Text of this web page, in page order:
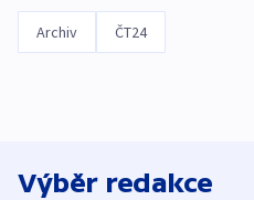
Archiv ČT24
Výběr redakce